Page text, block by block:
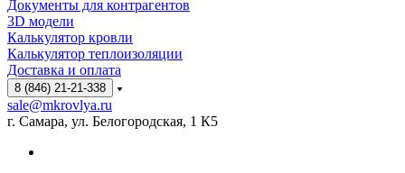
Документы для контрагентов
3D модели
Калькулятор кровли
Калькулятор теплоизоляции
Доставка и оплата
8 (846) 21-21-338
sale@mkrovlya.ru
г. Самара, ул. Белогородская, 1 К5